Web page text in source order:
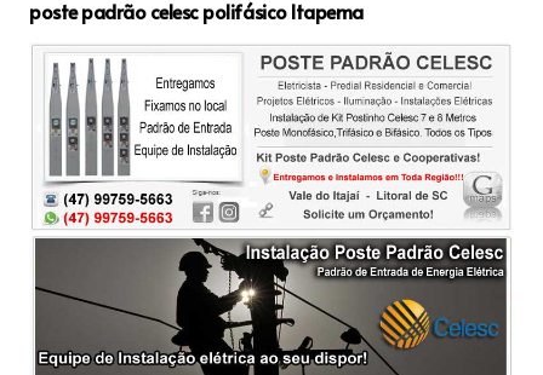
poste padrão celesc polifásico Itapema